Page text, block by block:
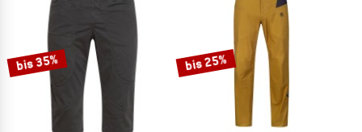
bis 35% bis 25%